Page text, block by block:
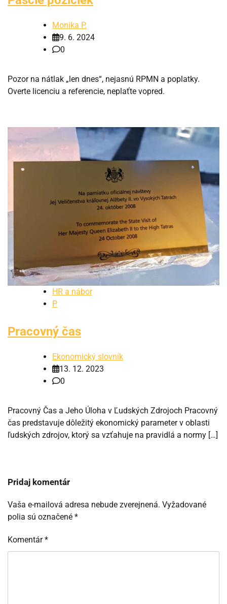
Monika P.
9. 6. 2024
0
Pozor na nátlak „len dnes“, nejasnú RPMN a poplatky.
Overte licenciu a referencie, neplaťte vopred.
HR a nábor
P
Pracovný čas
Ekonomický slovník
13. 12. 2023
0
Pracovný Čas a Jeho Úloha v Ľudských Zdrojoch Pracovný
čas predstavuje dôležitý ekonomický parameter v oblasti
ľudských zdrojov, ktorý sa vzťahuje na pravidlá a normy […]
Pridaj komentár
Vaša e-mailová adresa nebude zverejnená. Vyžadované
polia sú označené *
Komentár*